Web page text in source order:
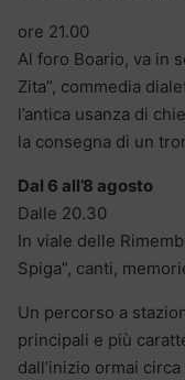
ore 21.00
Al foro Boario, va in
Zita”, commedia
l’antica usanza di
la consegna di un
Dal 6 all’8 agosto
Dalle 20.30
In viale delle
Spiga”, canti,
Un percorso a
principali e più
dall’inizio ormai